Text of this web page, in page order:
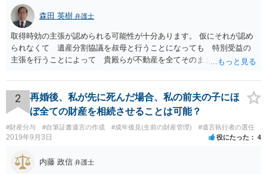
森田 英樹 弁護士
取得時効の主張が認められる可能性が十分あります。 仮にそれが認め
られなくて 遺産分割協議を叔母と行うことになっても 特別受益の
主張を行うことによって 貴殿らが不動産を全てそのまま取得できる
2
再婚後、私が先に死んだ場合、私の前夫の子にほ
ぼ全ての財産を相続させることは可能？
#財産分与 #自筆証書遺言の作成 #成年後見(生前の財産管理) #遺言執行者の選任
2019年9月3日 役にたった 4
内藤 政信 弁護士